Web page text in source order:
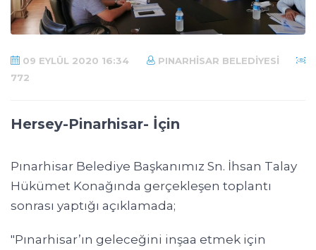
09 EYLÜL 2020 16:34
PINARHISAR BELEDIYESI
772
Hersey-Pinarhisar- İçin
Pınarhisar Belediye Başkanımız Sn. İhsan Talay
Hükümet Konağında gerçekleşen toplantı
sonrası yaptığı açıklamada;
"Pınarhisar’ın geleceğini inşaa etmek için